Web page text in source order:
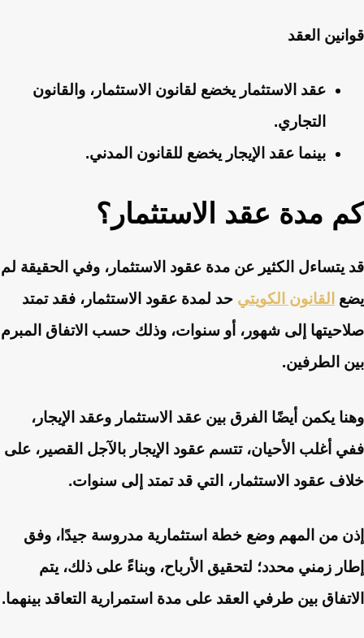
قوانين العقد
عقد الاستثمار يخضع لقانون الاستثمار، والقانون
التجاري.
بينما عقد الإيجار يخضع للقانون المدني.
كم مدة عقد الاستثمار؟
قد يتساءل الكثير عن مدة عقود الاستثمار، وفي الحقيقة لم
يضع القانون الكويتي حد لمدة عقود الاستثمار، فقد تمتد
صلاحيتها إلى شهور، أو سنوات، وذلك حسب الاتفاق المبرم
بين الطرفين.
وهنا يكمن أيضًا الفرق بين عقد الاستثمار وعقد الإيجار،
ففي أغلب الأحيان، تتسم عقود الإيجار بالآجل القصير، على
خلاف عقود الاستثمار، التي قد تمتد إلى سنوات.
إذن من المهم وضع خطة استثمارية مدروسة جيدًا، وفق
إطار زمني محدد؛ لتحقيق الأرباح، وبناءً على ذلك، يتم
الاتفاق بين طرفي العقد على مدة استمرارية التعاقد بينهما.